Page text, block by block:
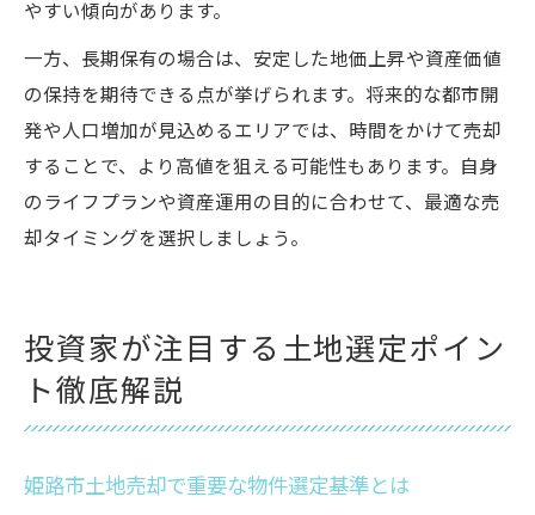
やすい傾向があります。
一方、長期保有の場合は、安定した地価上昇や資産価値
の保持を期待できる点が挙げられます。将来的な都市開
発や人口増加が見込めるエリアでは、時間をかけて売却
することで、より高値を狙える可能性もあります。自身
のライフプランや資産運用の目的に合わせて、最適な売
却タイミングを選択しましょう。
投資家が注目する土地選定ポイン
ト徹底解説
姫路市土地売却で重要な物件選定基準とは